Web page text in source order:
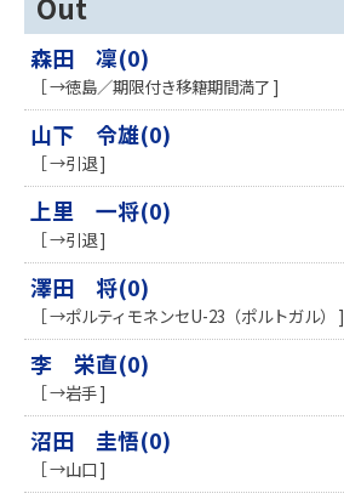
Out
森田 凜(0)
［ →徳島／期限付き移籍期間満了 ]
山下 令雄(0)
［ →引退 ]
上里 一将(0)
［ →引退 ]
澤田 将(0)
［ →ポルティモネンセU-23（ポルトガル） ]
李 栄直(0)
［ →岩手 ]
沼田 圭悟(0)
［ →山口 ]